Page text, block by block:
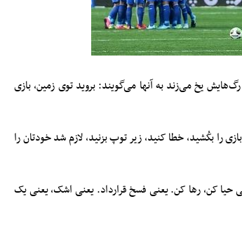
یخ می‌زند به آنها می‌گویند: بروید توی زمین، بازی
را بکُشید، خطا کنید، زیر توپ بزنید، لازم شد خودتان را
حیا کن، رها کن. یعنی فسخ قرارداد. یعنی اشک، یعنی یک